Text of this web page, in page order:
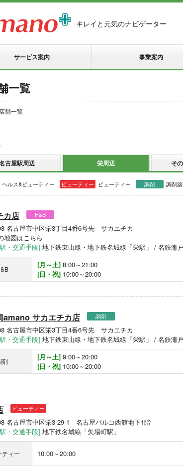
キレイと元気のナビゲーター
サービス案内 事業案内
一覧
店舗一覧
古屋駅周辺 栄周辺 そ
ヘルス&ビューティー ビューティー ビューティー 調剤 調剤
カ店 H&B
名古屋市中区栄3丁目4番6号先 サカエチカ
地図はこちら
・交通手段] 地下鉄東山線・地下鉄名城線「栄駅」 / 名鉄瀬
[月～土] 8:00～21:00
[日・祝] 10:00～20:00
amano サカエチカ店 調剤
名古屋市中区栄3丁目4番6号先 サカエチカ
・交通手段] 地下鉄東山線・地下鉄名城線「栄駅」 / 名鉄瀬
剤 [月～土] 9:00～20:00
[日・祝] 10:00～20:00
ビューティー
名古屋市中区栄3-29-1 名古屋パルコ西館地下1階
・交通手段] 地下鉄名城線「矢場町駅」
ティー 10:00～20:00